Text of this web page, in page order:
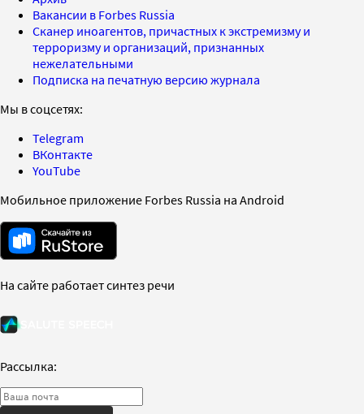
Вакансии в Forbes Russia
Сканер иноагентов, причастных к экстремизму и
терроризму и организаций, признанных
нежелательными
Подписка на печатную версию журнала
Мы в соцсетях:
Telegram
ВКонтакте
YouTube
Мобильное приложение Forbes Russia на Android
На сайте работает синтез речи
Рассылка: